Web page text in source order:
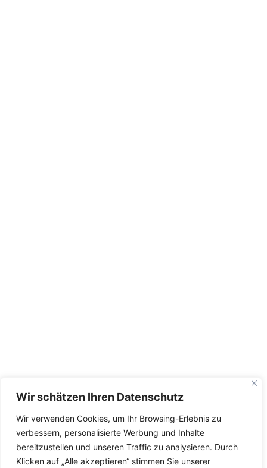
Wir schätzen Ihren Datenschutz
Wir verwenden Cookies, um Ihr Browsing-Erlebnis zu
verbessern, personalisierte Werbung und Inhalte
bereitzustellen und unseren Traffic zu analysieren. Durch
Klicken auf „Alle akzeptieren“ stimmen Sie unserer